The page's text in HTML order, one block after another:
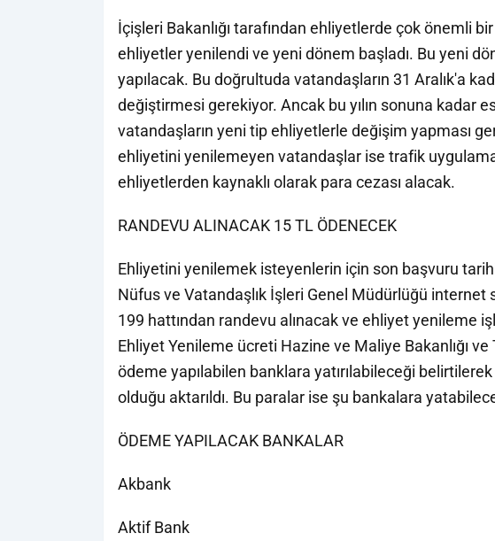
İçişleri Bakanlığı tarafından ehliyetlerde çok önemli
ehliyetler yenilendi ve yeni dönem başladı. Bu yeni
yapılacak. Bu doğrultuda vatandaşların 31 Aralık'a
değiştirmesi gerekiyor. Ancak bu yılın sonuna kadar
vatandaşların yeni tip ehliyetlerle değişim yapması
ehliyetini yenilemeyen vatandaşlar ise trafik
ehliyetlerden kaynaklı olarak para cezası alacak.
RANDEVU ALINACAK 15 TL ÖDENECEK
Ehliyetini yenilemek isteyenlerin için son başvuru
Nüfus ve Vatandaşlık İşleri Genel Müdürlüğü
199 hattından randevu alınacak ve ehliyet yenileme
Ehliyet Yenileme ücreti Hazine ve Maliye Bakanlığı ve
ödeme yapılabilen banklara yatırılabileceği
olduğu aktarıldı. Bu paralar ise şu bankalara
ÖDEME YAPILACAK BANKALAR
Akbank
Aktif Bank